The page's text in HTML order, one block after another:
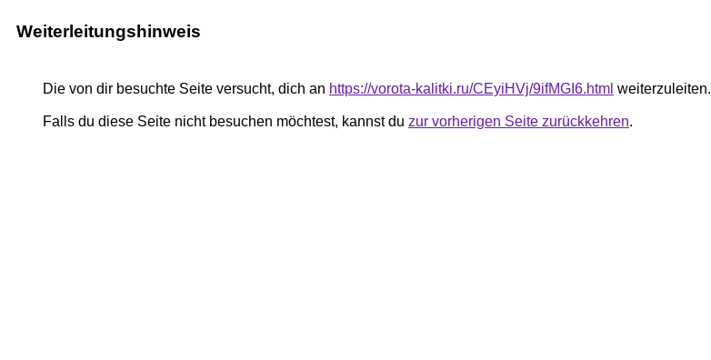
Weiterleitungshinweis
Die von dir besuchte Seite versucht, dich an https://vorota-kalitki.ru/CEyiHVj/9ifMGI6.html weiterzuleiten.
Falls du diese Seite nicht besuchen möchtest, kannst du zur vorherigen Seite zurückkehren.